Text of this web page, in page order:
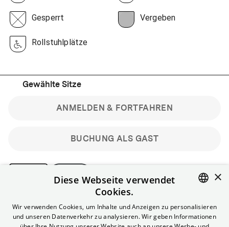
Gesperrt Vergeben
Rollstuhlplätze
Gewählte Sitze
BUCHUNG ALS GAST
ANMELDEN & FORTFAHREN
Bitte beachte: Gastbuchungen sind nicht stornierbar.
Registriere dich kostenlos für bis zu 90 min vor Filmbeginn
stornierbare Tickets für reguläre Vorstellungen.
ENGLISH
×
Diese Webseite verwendet
Cookies.
Wir verwenden Cookies, um Inhalte und Anzeigen zu personalisieren
und unseren Datenverkehr zu analysieren. Wir geben Informationen